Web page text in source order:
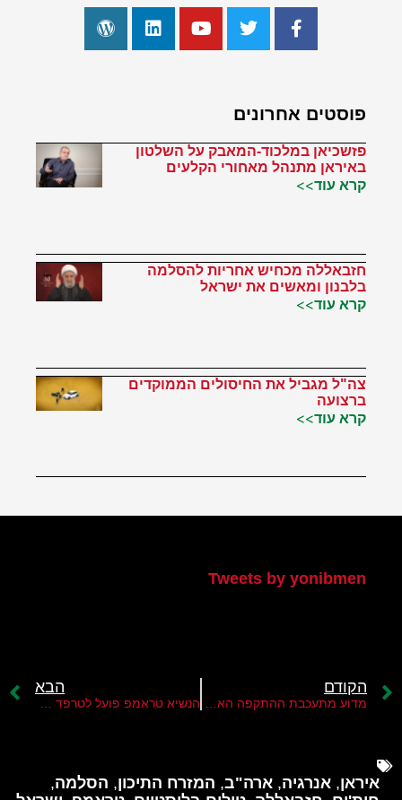
פוסטים אחרונים
פזשכיאן במלכוד-המאבק על השלטון
באיראן מתנהל מאחורי הקלעים
קרא עוד>>
חזבאללה מכחיש אחריות להסלמה
בלבנון ומאשים את ישראל
קרא עוד>>
צה"ל מגביל את החיסולים הממוקדים
ברצועה
קרא עוד>>
Tweets by yonibmen
הקודם הבא
איראן, אנרגיה, ארה"ב, המזרח התיכון, הסלמה,